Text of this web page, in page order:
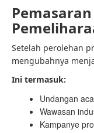
Setelah perolehan
mengubahnya
Ini termasuk:
Undangan
Wawasan
Kampanye